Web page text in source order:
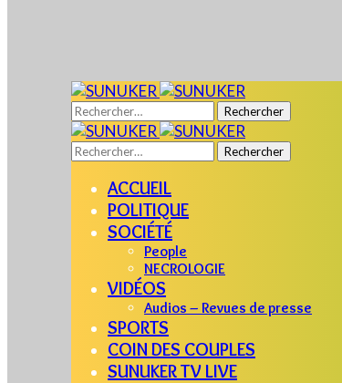
Rechercher :
Rechercher :
ACCUEIL
POLITIQUE
SOCIÉTÉ
People
NECROLOGIE
VIDÉOS
Audios – Revues de presse
SPORTS
COIN DES COUPLES
SUNUKER TV LIVE